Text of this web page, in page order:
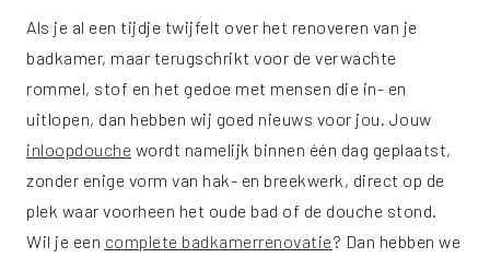
Als je al een tijdje twijfelt over het renoveren van je
badkamer, maar terugschrikt voor de verwachte
rommel, stof en het gedoe met mensen die in- en
uitlopen, dan hebben wij goed nieuws voor jou. Jouw
inloopdouche wordt namelijk binnen één dag geplaatst,
zonder enige vorm van hak- en breekwerk, direct op de
plek waar voorheen het oude bad of de douche stond.
Wil je een complete badkamerrenovatie? Dan hebben we